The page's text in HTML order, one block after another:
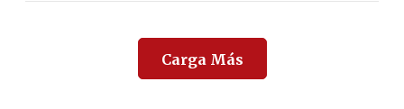
Carga Más